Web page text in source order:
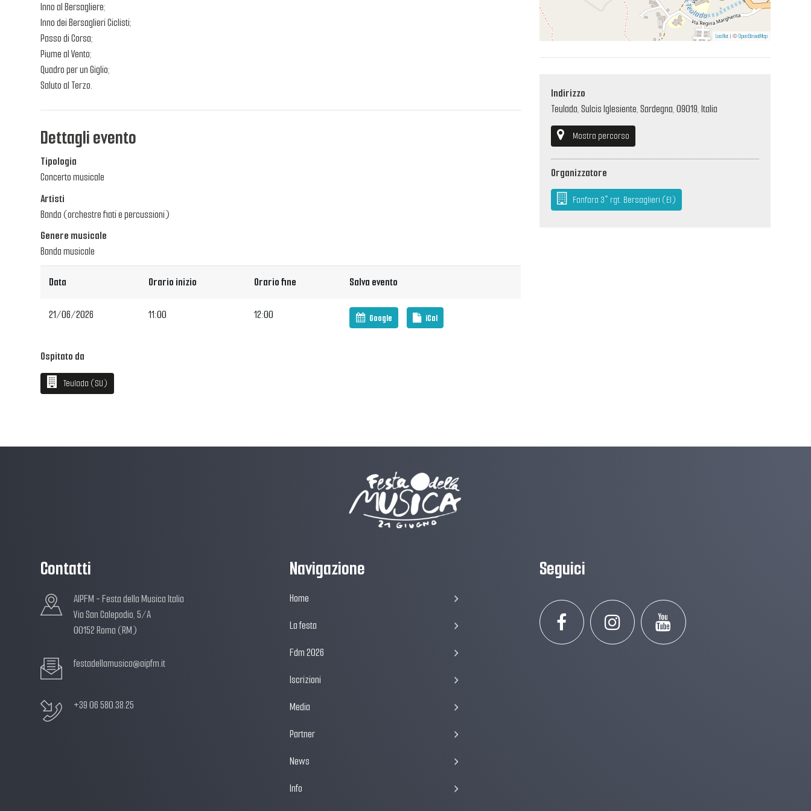
Inno al Bersagliere;
Inno dei Bersaglieri Ciclisti;
Passo di Corsa;
Piume al Vento;
Quadro per un Giglio;
Saluto al Terzo.
Dettagli evento
Tipologia
Concerto musicale
Artisti
Banda (orchestre fiati e percussioni)
Genere musicale
Banda musicale
Data Orario inizio Orario fine Salva evento
21/06/2026 11:00 12:00 Google iCal
Ospitato da
Teulada (SU)
Leaflet| ©OpenStreetMap
Indirizzo
Teulada, Sulcis Iglesiente, Sardegna, 09019, Italia
Mostra percorso
Organizzatore
Fanfara 3° rgt. Bersaglieri (EI)
Contatti
AIPFM - Festa della Musica Italia
Via San Calepodio, 5/A
00152 Roma (RM)
festadellamusica@aipfm.it
+39 06 580.38.25
Navigazione
Home
La festa
Fdm 2026
Iscrizioni
Media
Partner
News
Info
Seguici